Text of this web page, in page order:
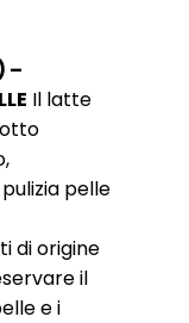
–
Il latte
pelle
di origine
il
e i